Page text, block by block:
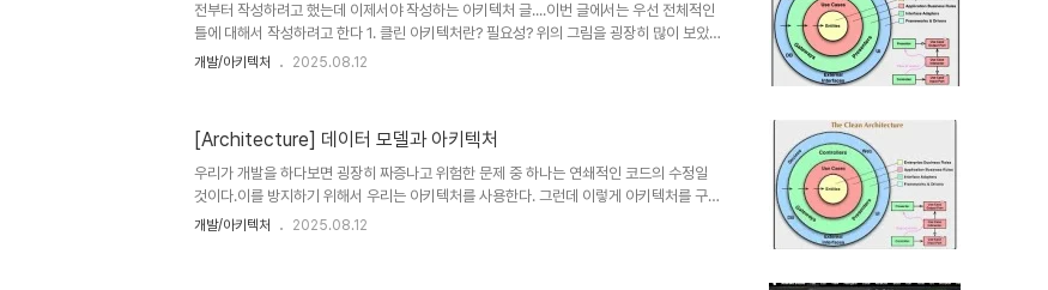
전부터 작성하려고 했는데 이제서야 작성하는 아키텍처 글....이번 글에서는 우선 전체적인
틀에 대해서 작성하려고 한다 1. 클린 아키텍처란? 필요성? 위의 그림을 굉장히 많이 보았
을 텐데, 먼저 아키텍처에 대해서 이야기를 해보자면코드를 작성할때, 구조에 대해서 크게
요하다면 B코드를 수정하면 자연스럽게 A코드의 수정이 필요한 경우가 많다.이는 어쩔 수
없는 현상이지만 A코드를 동작할때, B,C,D..... 코드가 모두 사용된다고 하면, 굉장히 복잡
하..
개발/아키텍처 2025.08.12
[Architecture] 데이터 모델과 아키텍처
우리가 개발을 하다보면 굉장히 짜증나고 위험한 문제 중 하나는 연쇄적인 코드의 수정일
것이다.이를 방지하기 위해서 우리는 아키텍처를 사용한다. 그런데 이렇게 아키텍처를 구상
하고 나름 잘 짜고 있다고 생각했는데.... 연쇄적인 코드의 수정이 필요한 이유 중 하나가 데
개발/아키텍처 2025.08.12